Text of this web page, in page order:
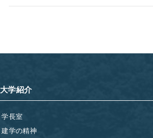
大学紹介
学長室
建学の精神